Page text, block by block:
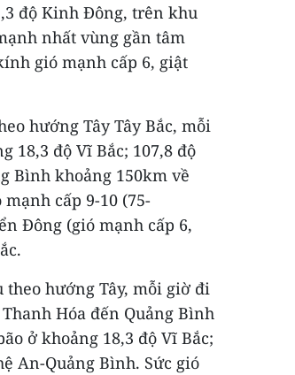
độ Kinh Đông, trên khu
nhất vùng gần tâm
gió mạnh cấp 6, giật
hướng Tây Tây Bắc, mỗi
18,3 độ Vĩ Bắc; 107,8 độ
Bình khoảng 150km về
cấp 9-10 (75-
Đông (gió mạnh cấp 6,
theo hướng Tây, mỗi giờ đi
Hóa đến Quảng Bình
ở khoảng 18,3 độ Vĩ Bắc;
An-Quảng Bình. Sức gió